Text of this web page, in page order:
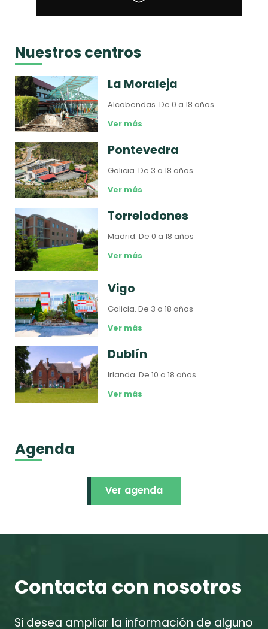
Nuestros centros
La Moraleja
Alcobendas.De 0 a 18 años
Ver más
Pontevedra
Galicia.De 3 a 18 años
Ver más
Torrelodones
Madrid.De 0 a 18 años
Ver más
Vigo
Galicia.De 3 a 18 años
Ver más
Dublín
Irlanda.De 10 a 18 años
Ver más
Agenda
Ver agenda
Contacta con nosotros
Si desea ampliar la información de alguno